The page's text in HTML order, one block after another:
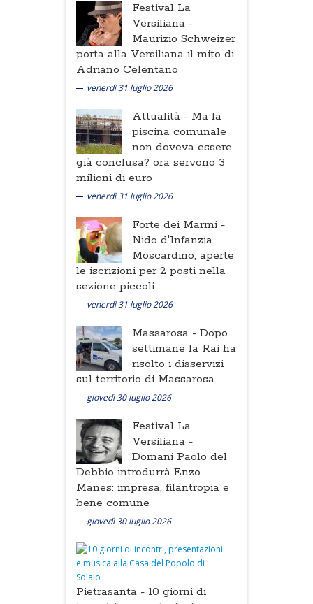
Festival La
Versiliana -
Maurizio Schweizer
porta alla Versiliana il mito di
Adriano Celentano
venerdì 31 luglio 2026
Attualità - Ma la
piscina comunale
non doveva essere
già conclusa? ora servono 3
milioni di euro
venerdì 31 luglio 2026
Forte dei Marmi -
Nido d'Infanzia
Moscardino, aperte
le iscrizioni per 2 posti nella
sezione piccoli
venerdì 31 luglio 2026
Massarosa - Dopo
settimane la Rai ha
risolto i disservizi
sul territorio di Massarosa
giovedì 30 luglio 2026
Festival La
Versiliana -
Domani Paolo del
Debbio introdurrà Enzo
Manes: impresa, filantropia e
bene comune
giovedì 30 luglio 2026
Pietrasanta - 10 giorni di